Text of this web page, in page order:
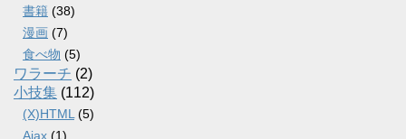
書籍 (38)
漫画 (7)
食べ物 (5)
ワラーチ (2)
小技集 (112)
(X)HTML (5)
Ajax (1)